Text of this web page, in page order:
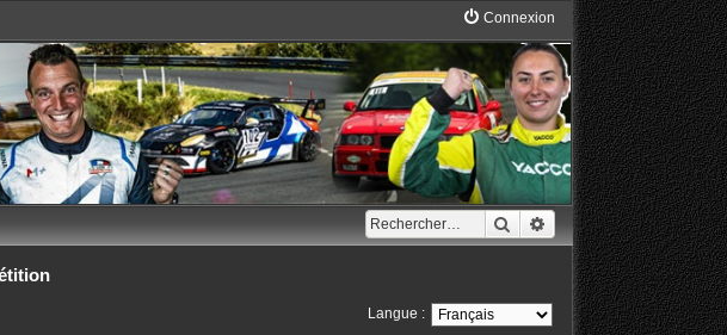
Connexion
RechercherRecherche avancée
Langue :